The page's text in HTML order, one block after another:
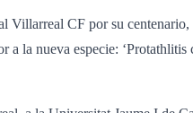
Villarreal CF por su
nueva especie: